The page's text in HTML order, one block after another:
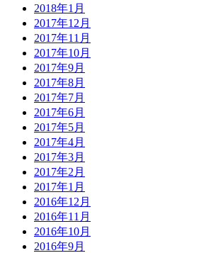
2018年1月
2017年12月
2017年11月
2017年10月
2017年9月
2017年8月
2017年7月
2017年6月
2017年5月
2017年4月
2017年3月
2017年2月
2017年1月
2016年12月
2016年11月
2016年10月
2016年9月